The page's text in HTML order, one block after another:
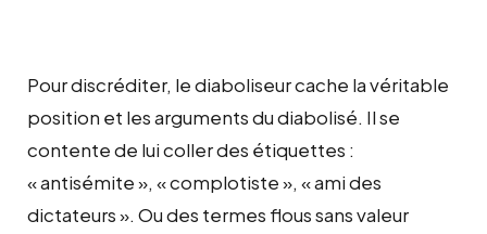
Pour discréditer, le diaboliseur cache la véritable
position et les arguments du diabolisé. Il se
contente de lui coller des étiquettes :
« antisémite », « complotiste », « ami des
dictateurs ». Ou des termes flous sans valeur